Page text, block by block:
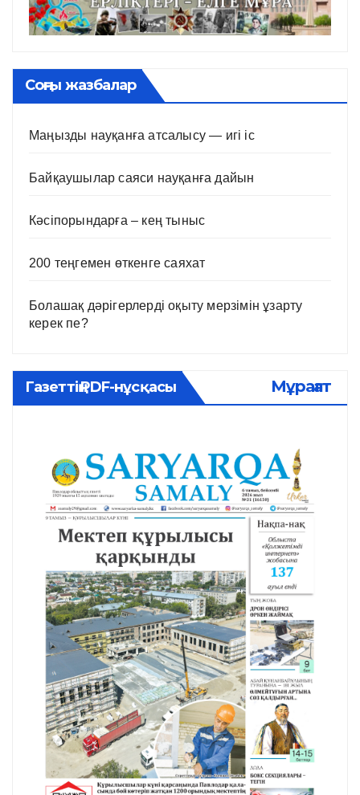
Соңғы жазбалар
Маңызды науқанға атсалысу — игі іс
Байқаушылар саяси науқанға дайын
Кәсіпорындарға – кең тыныс
200 теңгемен өткенге саяхат
Болашақ дәрігерлерді оқыту мерзімін ұзарту
керек пе?
Газеттің PDF-нұсқасы Мұрағат